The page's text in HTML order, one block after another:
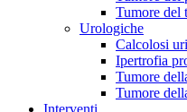
Tumore del
Urologiche
Calcolosi
Ipertrofia
Tumore
Tumore